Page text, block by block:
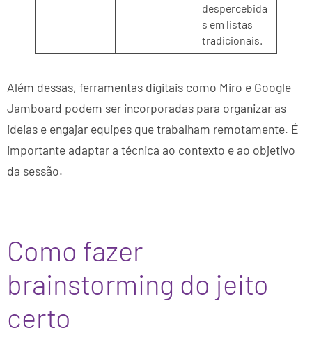
despercebida
s em listas
tradicionais.
Além dessas, ferramentas digitais como Miro e Google
Jamboard podem ser incorporadas para organizar as
ideias e engajar equipes que trabalham remotamente. É
importante adaptar a técnica ao contexto e ao objetivo
da sessão.
Como fazer
brainstorming do jeito
certo